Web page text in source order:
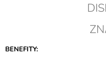
BENEFITY: